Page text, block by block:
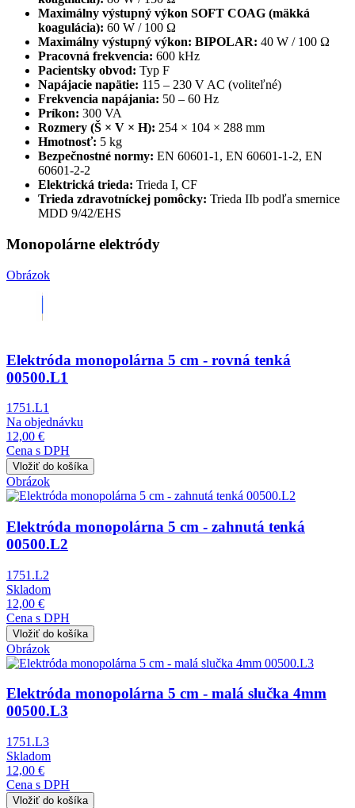
Maximálny výstupný výkon SOFT COAG (mäkká
koagulácia): 60 W / 100 Ω
Maximálny výstupný výkon: BIPOLAR: 40 W / 100 Ω
Pracovná frekvencia: 600 kHz
Pacientsky obvod: Typ F
Napájacie napätie: 115 – 230 V AC (voliteľné)
Frekvencia napájania: 50 – 60 Hz
Príkon: 300 VA
Rozmery (Š × V × H): 254 × 104 × 288 mm
Hmotnosť: 5 kg
Bezpečnostné normy: EN 60601-1, EN 60601-1-2, EN
60601-2-2
Elektrická trieda: Trieda I, CF
Trieda zdravotníckej pomôcky: Trieda IIb podľa smernice
MDD 9/42/EHS
Monopolárne elektródy
Obrázok
Elektróda monopolárna 5 cm - rovná tenká
00500.L1
1751.L1
Na objednávku
12,00 €
Cena s DPH
Obrázok
Elektróda monopolárna 5 cm - zahnutá tenká
00500.L2
1751.L2
Skladom
12,00 €
Cena s DPH
Obrázok
Elektróda monopolárna 5 cm - malá slučka 4mm
00500.L3
1751.L3
Skladom
12,00 €
Cena s DPH